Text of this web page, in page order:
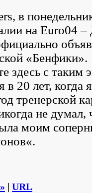
в
на Euro04
«Бенфики».
здесь с таким
20 лет, когда
тренерской
не думал,
моим
| URL